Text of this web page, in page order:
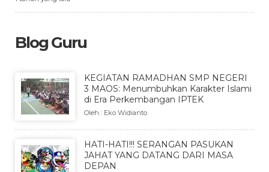
Blog Guru
KEGIATAN RAMADHAN SMP NEGERI
3 MAOS: Menumbuhkan Karakter Islami
di Era Perkembangan IPTEK
Oleh : Eko Widianto
HATI-HATI!!! SERANGAN PASUKAN
JAHAT YANG DATANG DARI MASA
DEPAN